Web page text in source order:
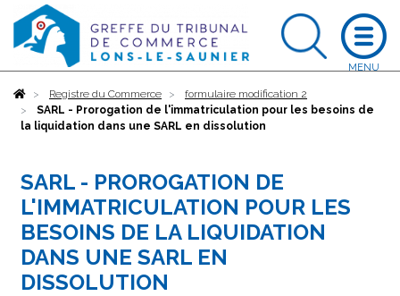
AccueilRegistre du Commerce
formulaire modification 2
SARL - Prorogation de l'immatriculation pour les besoins de
la liquidation dans une SARL en dissolution
SARL - PROROGATION DE
L'IMMATRICULATION POUR LES
BESOINS DE LA LIQUIDATION
DANS UNE SARL EN
DISSOLUTION